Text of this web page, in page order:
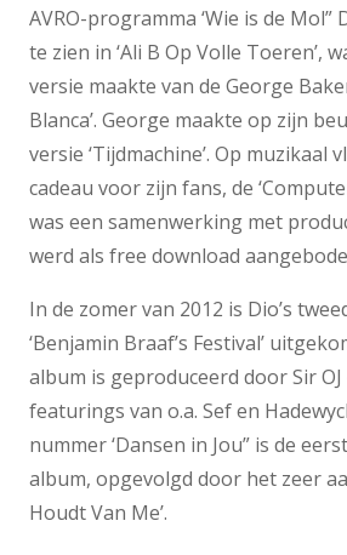
AVRO-programma ‘Wie is de Mol”
te zien in ‘Ali B Op Volle Toeren’,
versie maakte van de George
Blanca’. George maakte op zijn
versie ‘Tijdmachine’. Op muzikaal
cadeau voor zijn fans, de
was een samenwerking met
werd als free download
In de zomer van 2012 is Dio’s
‘Benjamin Braaf’s Festival’
album is geproduceerd door Sir
featurings van o.a. Sef en
nummer ‘Dansen in Jou” is de
album, opgevolgd door het zeer
Houdt Van Me’.